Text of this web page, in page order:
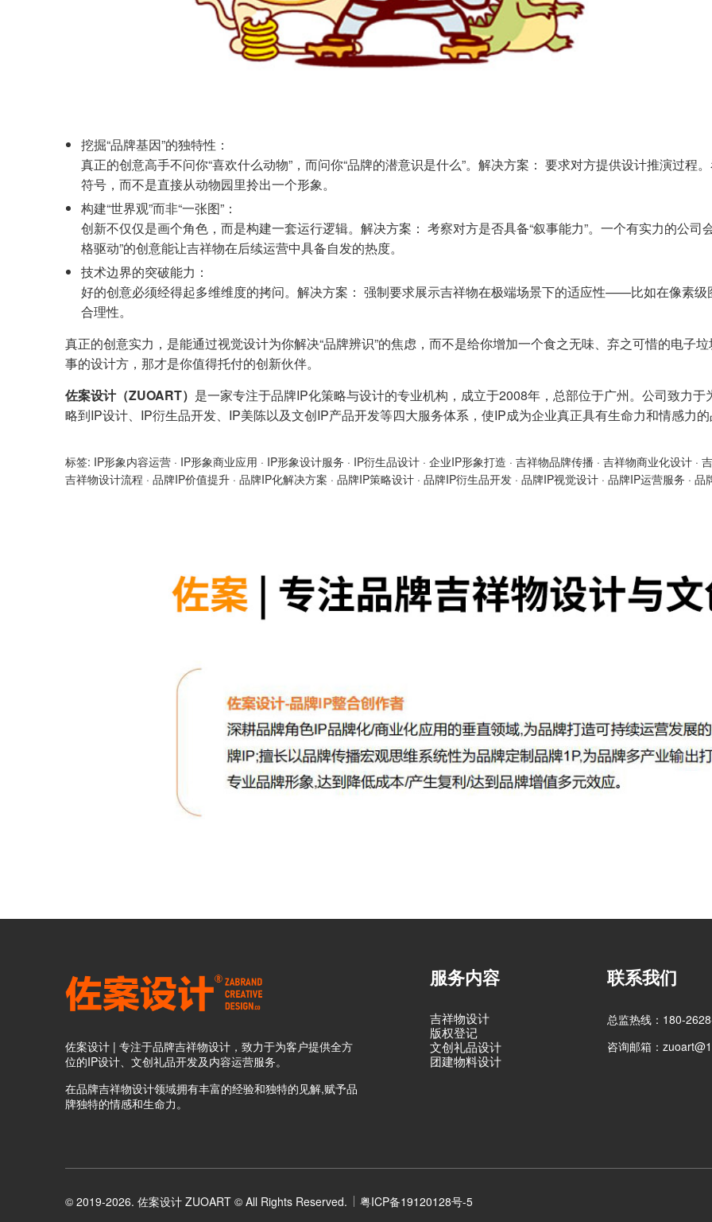
挖掘“品牌基因”的独特性：
真正的创意高手不问你“喜欢什么动物”，而问你“品牌的潜意识是什么”。解决方案： 要求对方提供设计推演过
符号，而不是直接从动物园里拎出一个形象。
构建“世界观”而非“一张图”：
创新不仅仅是画个角色，而是构建一套运行逻辑。解决方案： 考察对方是否具备“叙事能力”。一个有实力的公
格驱动”的创意能让吉祥物在后续运营中具备自发的热度。
技术边界的突破能力：
好的创意必须经得起多维维度的拷问。解决方案： 强制要求展示吉祥物在极端场景下的适应性——比如在像素
合理性。
真正的创意实力，是能通过视觉设计为你解决“品牌辨识”的焦虑，而不是给你增加一个食之无味、弃之可惜的电子
事的设计方，那才是你值得托付的创新伙伴。
佐案设计（ZUOART） 是一家专注于品牌IP化策略与设计的专业机构，成立于2008年，总部位于广州。公司致力
略到IP设计、IP衍生品开发、IP美陈以及文创IP产品开发等四大服务体系，使IP成为企业真正具有生命力和情感力
标签: IP形象内容运营 · IP形象商业应用 · IP形象设计服务 · IP衍生品设计 · 企业IP形象打造 · 吉祥物品牌传播 · 吉祥物商业化设计 ·
吉祥物设计流程 · 品牌IP价值提升 · 品牌IP化解决方案 · 品牌IP策略设计 · 品牌IP衍生品开发 · 品牌IP视觉设计 · 品牌IP运营服务 · 品
佐案设计 | 专注于品牌吉祥物设计，致力于为客户提供全方
位的IP设计、文创礼品开发及内容运营服务。
在品牌吉祥物设计领域拥有丰富的经验和独特的见解,赋予品
牌独特的情感和生命力。
服务内容
吉祥物设计
版权登记
文创礼品设计
团建物料设计
联系我们
总监热线：180-
咨询邮箱：
© 2019-2026. 佐案设计 ZUOART © All Rights Reserved. 粤ICP备19120128号-5